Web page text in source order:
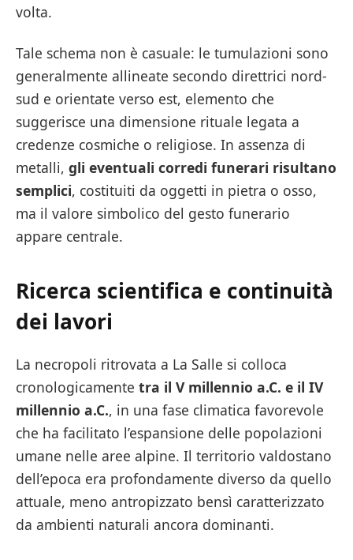
volta.
Tale schema non è casuale: le tumulazioni sono
generalmente allineate secondo direttrici nord-
sud e orientate verso est, elemento che
suggerisce una dimensione rituale legata a
credenze cosmiche o religiose. In assenza di
metalli, gli eventuali corredi funerari risultano
semplici, costituiti da oggetti in pietra o osso,
ma il valore simbolico del gesto funerario
appare centrale.
Ricerca scientifica e continuità
dei lavori
La necropoli ritrovata a La Salle si colloca
cronologicamente tra il V millennio a.C. e il IV
millennio a.C., in una fase climatica favorevole
che ha facilitato l’espansione delle popolazioni
umane nelle aree alpine. Il territorio valdostano
dell’epoca era profondamente diverso da quello
attuale, meno antropizzato bensì caratterizzato
da ambienti naturali ancora dominanti.